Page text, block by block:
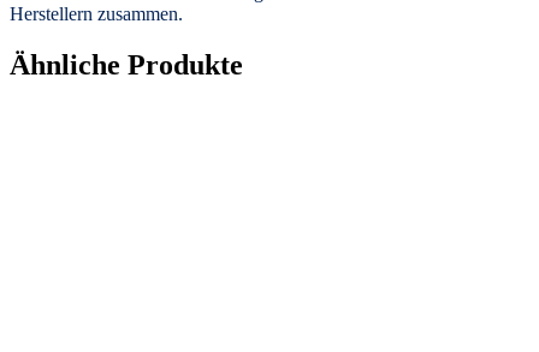
Herstellern zusammen.
Ähnliche Produkte